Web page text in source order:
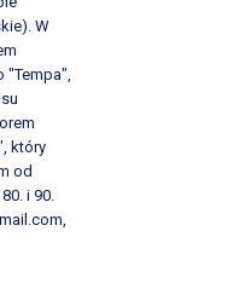
W
"Tempa",
który
od
i 90.